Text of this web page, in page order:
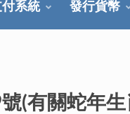
系統 發行貨幣
(有關蛇年生